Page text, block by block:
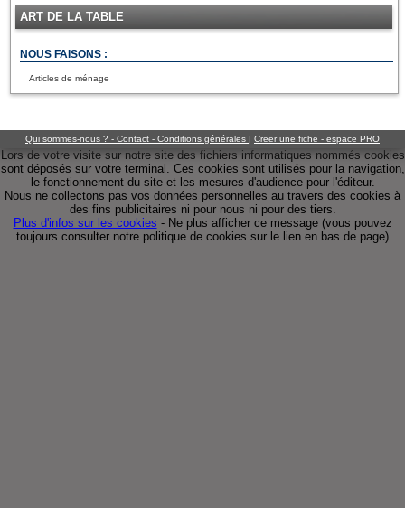
ART DE LA TABLE
NOUS FAISONS :
Articles de ménage
Qui sommes-nous ? - Contact - Conditions générales | Creer une fiche - espace PRO
Lors de votre visite sur notre site des fichiers informatiques nommés cookies
sont déposés sur votre terminal. Ces cookies sont utilisés pour la navigation,
le fonctionnement du site et les mesures d'audience pour l'éditeur.
Nous ne collectons pas vos données personnelles au travers des cookies à
des fins publicitaires ni pour nous ni pour des tiers.
Plus d'infos sur les cookies - Ne plus afficher ce message(vous pouvez
toujours consulter notre politique de cookies sur le lien en bas de page)